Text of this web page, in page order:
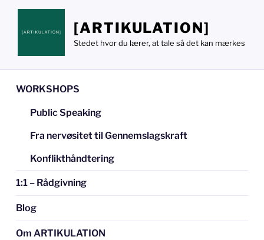
Videre
indhold
[ARTIKULATION]
Stedet hvor du lærer, at tale så det kan mærkes
WORKSHOPS
Public Speaking
Fra nervøsitet til Gennemslagskraft
Konflikthåndtering
1:1 – Rådgivning
Blog
Om ARTIKULATION